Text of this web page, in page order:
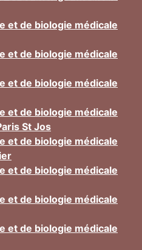
et de biologie médicale
et de biologie médicale
et de biologie médicale
et de biologie médicale
St Jos
et de biologie médicale
et de biologie médicale
et de biologie médicale
et de biologie médicale